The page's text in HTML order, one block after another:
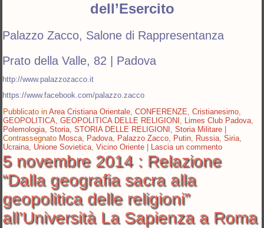
dell’Esercito
Palazzo Zacco, Salone di Rappresentanza
Prato della Valle, 82 | Padova
http://www.palazzozacco.it
https://www.facebook.com/palazzo.zacco
Pubblicato in Area Cristiana Orientale,CONFERENZE,Cristianesimo,
GEOPOLITICA,GEOPOLITICA DELLE RELIGIONI , Limes Club Padova,
Polemologia,Storia,STORIA DELLE RELIGIONI ,Storia Militare
Contrassegnato Mosca, Padova, Palazzo Zacco, Putin, Russia,Siria,
Ucraina, Unione Sovietica,Vicino Oriente Lascia un commento
5 novembre 2014 : Relazione
“Dalla geografia sacra alla
geopolitica delle religioni”
all’Università La Sapienza a Roma